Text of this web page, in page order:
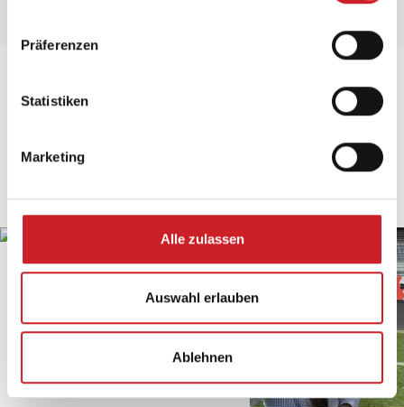
Präferenzen
Statistiken
Marketing
Alle zulassen
Auswahl erlauben
Ablehnen